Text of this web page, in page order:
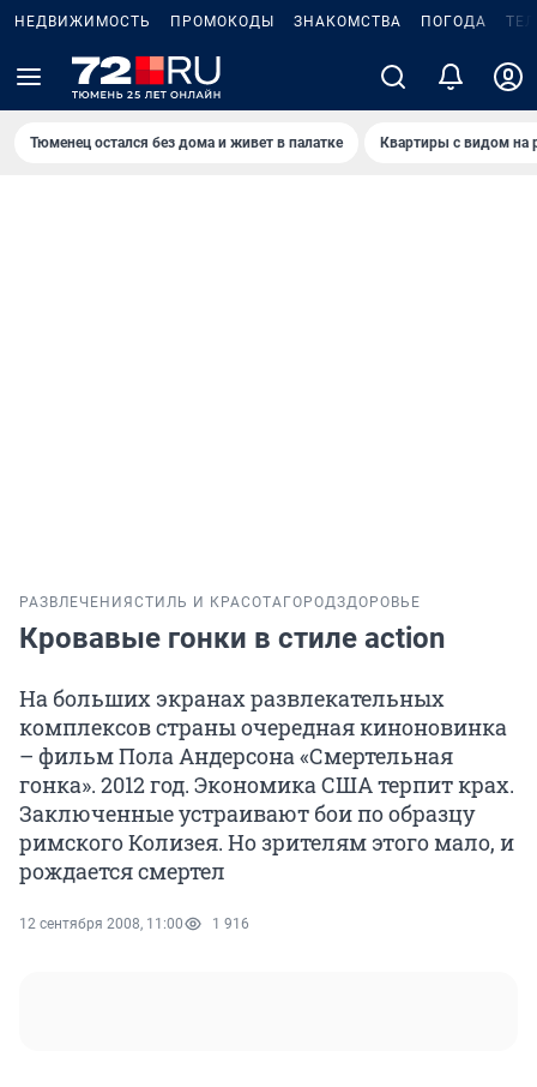
НЕДВИЖИМОСТЬ ПРОМОКОДЫ ЗНАКОМСТВА ПОГОДА
Тюменец остался без дома и живет в палатке Квартиры с видом на
РАЗВЛЕЧЕНИЯ СТИЛЬ И КРАСОТА ГОРОДЗДОРОВЬЕ
Кровавые гонки в стиле action
На больших экранах развлекательных
комплексов страны очередная киноновинка
– фильм Пола Андерсона «Смертельная
гонка». 2012 год. Экономика США терпит крах.
Заключенные устраивают бои по образцу
римского Колизея. Но зрителям этого мало, и
рождается смертел
12 сентября 2008, 11:00 1 916